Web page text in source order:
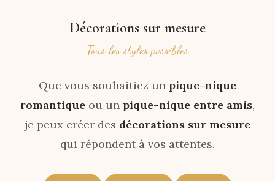
Décorations sur mesure
Tous les styles possibles
Que vous souhaitiez un pique-nique
romantique ou un pique-nique entre amis,
je peux créer des décorations sur mesure
qui répondent à vos attentes.